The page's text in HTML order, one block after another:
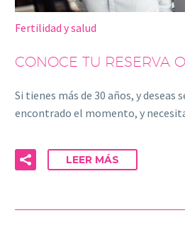
Fertilidad y salud
CONOCE TU RESERVA
Si tienes más de 30 años, y deseas
encontrado el momento, y
LEER MÁS